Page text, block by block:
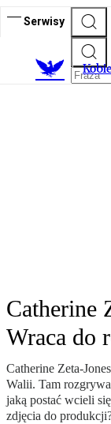
Serwisy
K
Catherine
Wraca do
Catherine Zeta-
Walii. Tam
jaką postać wcieli
zdjęcia do